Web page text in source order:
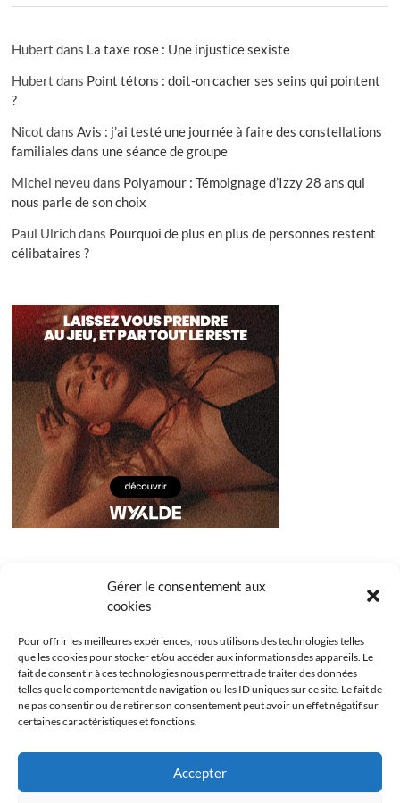
Gérer le consentement aux
cookies
Pour offrir les meilleures expériences, nous utilisons des technologies telles
que les cookies pour stocker et/ou accéder aux informations des appareils. Le
fait de consentir à ces technologies nous permettra de traiter des données
telles que le comportement de navigation ou les ID uniques sur ce site. Le fait de
ne pas consentir ou de retirer son consentement peut avoir un effet négatif sur
certaines caractéristiques et fonctions.
Accepter
Hubert dans La taxe rose : Une injustice sexiste
Hubert dans Point tétons : doit-on cacher ses seins qui pointent
?
Nicot dansAvis : j’ai testé une journée à faire des constellations
familiales dans une séance de groupe
Michel neveudans Polyamour : Témoignage d’Izzy 28 ans qui
nous parle de son choix
Paul Ulrichdans Pourquoi de plus en plus de personnes restent
célibataires ?